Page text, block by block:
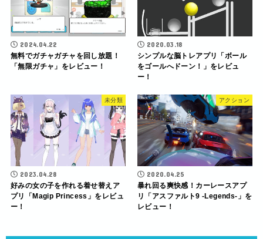
2024.04.22
無料でガチャガチャを回し放題！
「無限ガチャ」をレビュー！
2020.03.18
シンプルな脳トレアプリ「ボール
をゴールへドーン！」をレビュ
ー！
未分類
2023.04.28
好みの女の子を作れる着せ替えア
プリ「Magip Princess」をレビュ
ー！
アクション
2020.04.25
暴れ回る爽快感！カーレースアプ
リ「アスファルト9 -Legends-」を
レビュー！